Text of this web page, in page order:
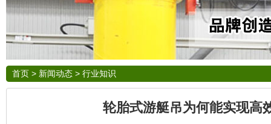
首页 > 新闻动态 > 行业知识
轮胎式游艇吊为何能实现高